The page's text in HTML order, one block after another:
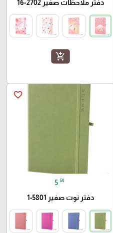
دفتر ملاحظات صغير 2702-16
add_shopping_cart
favorite_border
5 ₪
دفتر نوت صغير 5801-1